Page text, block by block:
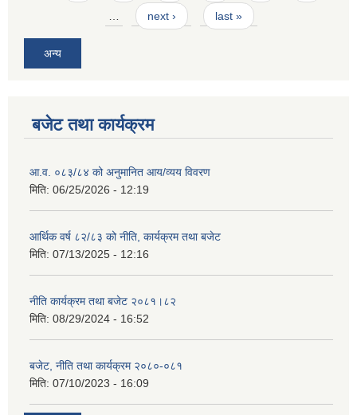
… next › last »
अन्य
बजेट तथा कार्यक्रम
आ.व. ०८३/८४ को अनुमानित आय/व्यय विवरण
मिति: 06/25/2026 - 12:19
आर्थिक वर्ष ८२/८३ को नीति, कार्यक्रम तथा बजेट
मिति: 07/13/2025 - 12:16
नीति कार्यक्रम तथा बजेट २०८१।८२
मिति: 08/29/2024 - 16:52
बजेट, नीति तथा कार्यक्रम २०८०-०८१
मिति: 07/10/2023 - 16:09